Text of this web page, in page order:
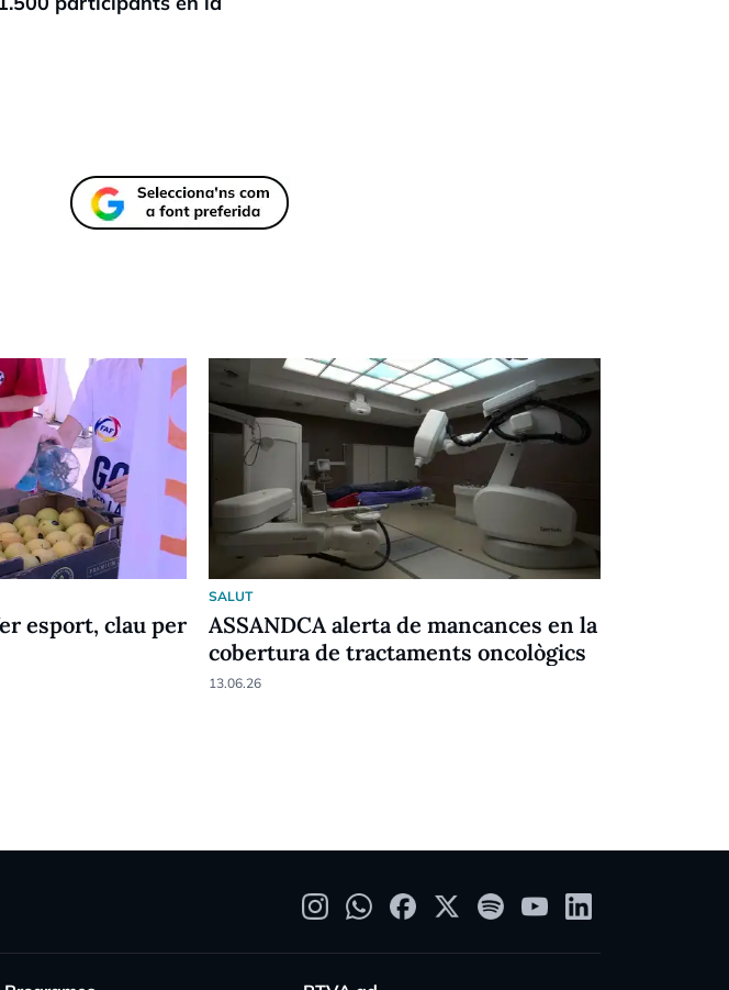
esport, clau per
SALUT
ASSANDCA alerta de mancances en la
cobertura de tractaments oncològics
13.06.26